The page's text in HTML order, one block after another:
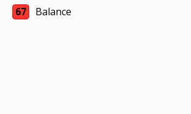
67
Balance